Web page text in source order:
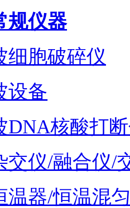
规仪器
细胞破碎仪
设备
DNA核酸打
交仪/融合仪/
温器/恒温混